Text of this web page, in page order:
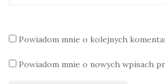
Powiadom mnie o kolejnych
Powiadom mnie o nowych wpisach